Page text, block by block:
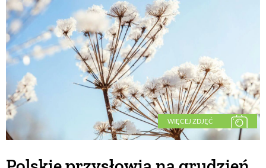
WIĘCEJ ZDJĘĆ
BUDUJEMY DOM
OGRÓD
WARZYWA I OWOCE